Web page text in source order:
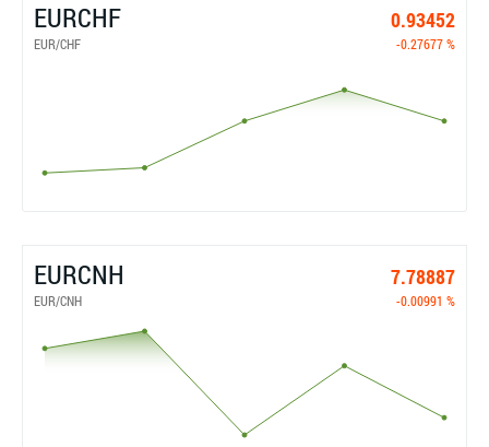
EURCHF 0.93452
EUR/CHF -0.27677 %
EURCNH 7.78887
EUR/CNH -0.00991 %